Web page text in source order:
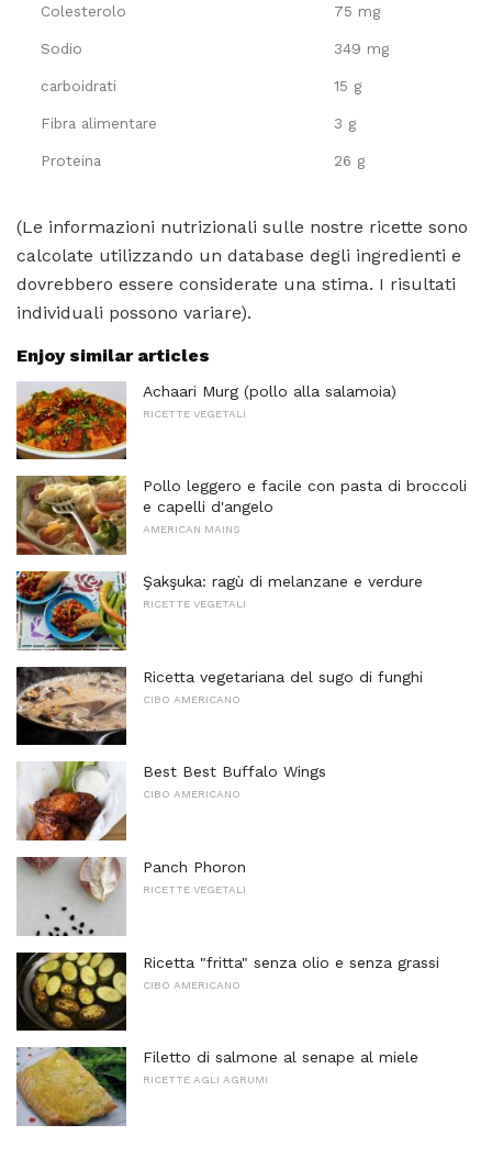
Colesterolo 75 mg
Sodio 349 mg
carboidrati 15 g
Fibra alimentare 3 g
Proteina 26 g
(Le informazioni nutrizionali sulle nostre ricette sono
calcolate utilizzando un database degli ingredienti e
dovrebbero essere considerate una stima. I risultati
individuali possono variare).
Enjoy similar articles
Achaari Murg (pollo alla salamoia)
RICETTE VEGETALI
Pollo leggero e facile con pasta di broccoli
e capelli d'angelo
AMERICAN MAINS
Şakşuka: ragù di melanzane e verdure
RICETTE VEGETALI
Ricetta vegetariana del sugo di funghi
CIBO AMERICANO
Best Best Buffalo Wings
CIBO AMERICANO
Panch Phoron
RICETTE VEGETALI
Ricetta "fritta" senza olio e senza grassi
CIBO AMERICANO
Filetto di salmone al senape al miele
RICETTE AGLI AGRUMI